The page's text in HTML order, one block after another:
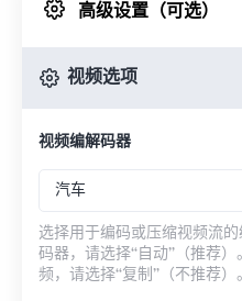
来自
高级设置（可选）
视频选项
视频编解码器
汽车
选择用于编码或压缩视频流
码器，请选择“自动”（推荐
频，请选择“复制”（不推荐）。